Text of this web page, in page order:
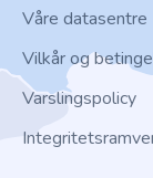
Våre datasentre
Vilkår og
Varslingspolicy